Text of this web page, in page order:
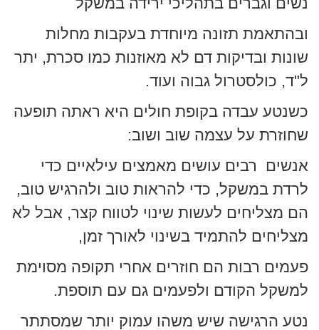
ובהתאמת תזונה מיוחדת בעקבות מחלות
שונות ובדיקות דם לא מאוזנות כמו סכרת, יתר
ל"ד, כולסטרול גבוה ועוד.
כשנטע עבדה בקופת חולים היא ראתה תופעה
שחוזרת על עצמה שוב ושוב:
אנשים רבים עושים מאמצים עילאיים כדי
לרדת במשקל, כדי להראות טוב ולהרגיש טוב,
הם מצליחים לעשות שינוי לטווח קצר, אבל לא
מצליחים להתמיד בשינוי לאורך זמן,
פעמים רבות הם חוזרים אחרי תקופה מסוימת
למשקל הקודם ולפעמים גם עם תוספת.
נטע הרגישה שיש משהו עמוק יותר שמסתתר